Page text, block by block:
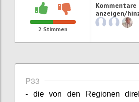
2 Stimmen
Kommentare
anzeigen/
P33
- die von den Regionen